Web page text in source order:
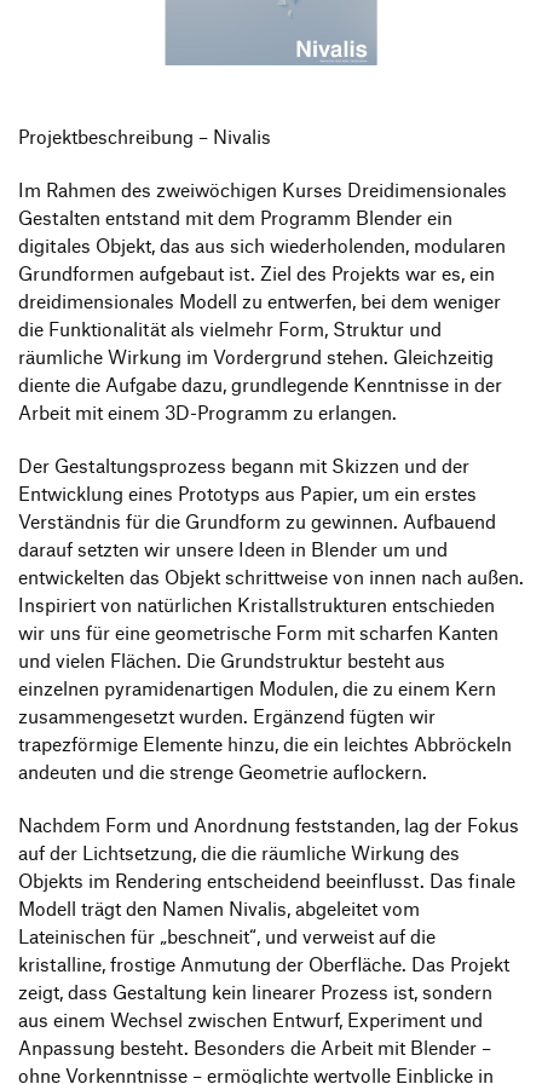
Projektbeschreibung – Nivalis
Im Rahmen des zweiwöchigen Kurses Dreidimensionales
Gestalten entstand mit dem Programm Blender ein
digitales Objekt, das aus sich wiederholenden, modularen
Grundformen aufgebaut ist. Ziel des Projekts war es, ein
dreidimensionales Modell zu entwerfen, bei dem weniger
die Funktionalität als vielmehr Form, Struktur und
räumliche Wirkung im Vordergrund stehen. Gleichzeitig
diente die Aufgabe dazu, grundlegende Kenntnisse in der
Arbeit mit einem 3D-Programm zu erlangen.
Der Gestaltungsprozess begann mit Skizzen und der
Entwicklung eines Prototyps aus Papier, um ein erstes
Verständnis für die Grundform zu gewinnen. Aufbauend
darauf setzten wir unsere Ideen in Blender um und
entwickelten das Objekt schrittweise von innen nach außen.
Inspiriert von natürlichen Kristallstrukturen entschieden
wir uns für eine geometrische Form mit scharfen Kanten
und vielen Flächen. Die Grundstruktur besteht aus
einzelnen pyramidenartigen Modulen, die zu einem Kern
zusammengesetzt wurden. Ergänzend fügten wir
trapezförmige Elemente hinzu, die ein leichtes Abbröckeln
andeuten und die strenge Geometrie auflockern.
Nachdem Form und Anordnung feststanden, lag der Fokus
auf der Lichtsetzung, die die räumliche Wirkung des
Objekts im Rendering entscheidend beeinflusst. Das finale
Modell trägt den Namen Nivalis, abgeleitet vom
Lateinischen für „beschneit“, und verweist auf die
kristalline, frostige Anmutung der Oberfläche. Das Projekt
zeigt, dass Gestaltung kein linearer Prozess ist, sondern
aus einem Wechsel zwischen Entwurf, Experiment und
Anpassung besteht. Besonders die Arbeit mit Blender –
ohne Vorkenntnisse – ermöglichte wertvolle Einblicke in